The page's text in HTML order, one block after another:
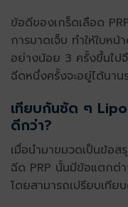
ข้อดีของเกร็ดเลือด
การบาดเจ็บ ทำให้ใบห
อย่างน้อย 3 ครั้งขึ้นไป
ฉีดหนึ่งครั้งจะอยู่ได้นาน
เทียบกันชัด ๆ
ดีกว่า?
เมื่อนำมาขมวดเป็นข้อส
ฉีด PRP นั้นมีข้อแตกต่
โดยสามารถเปรียบเที